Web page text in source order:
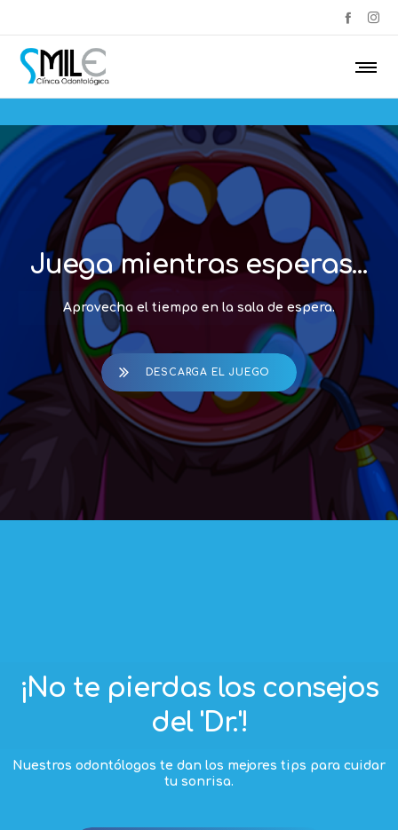
Juega mientras esperas...
Aprovecha el tiempo en la sala de espera.
DESCARGA EL JUEGO
¡No te pierdas los consejos
del 'Dr.'!
Nuestros odontólogos te dan los mejores tips para cuidar
tu sonrisa.